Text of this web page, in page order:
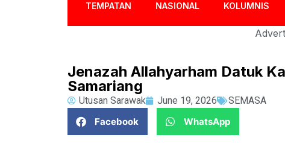
TEMPATAN NASIONAL KOLUMNIS
Jenazah Allahyarham Datuk
Samariang
Utusan Sarawak June 19, 2026
SEMASA
Facebook
WhatsApp